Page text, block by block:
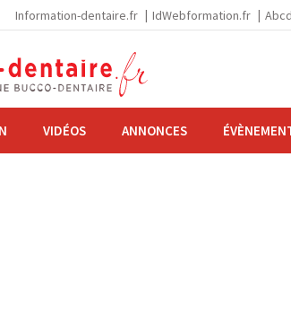
Information-dentaire.fr IdWebformation.fr
VIDÉOS ANNONCES